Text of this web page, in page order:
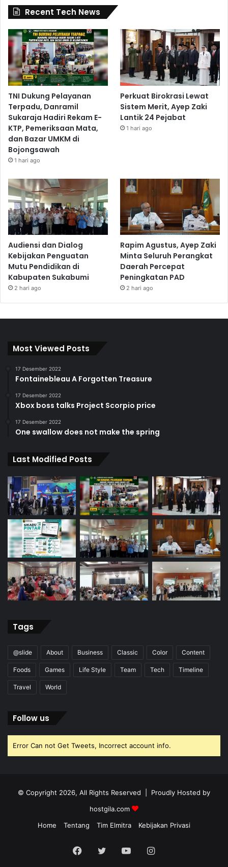
Recent Tech News
TNI Dukung Pelayanan
Terpadu, Danramil
Sukaraja Hadiri Rekam E-
KTP, Pemeriksaan Mata,
dan Bazar UMKM di
Bojongsawah
1 hari ago
Perkuat Birokrasi Lewat
Sistem Merit, Ayep Zaki
Lantik 24 Pejabat
1 hari ago
Audiensi dan Dialog
Kebijakan Penguatan
Mutu Pendidikan di
Kabupaten Sukabumi
2 hari ago
Rapim Agustus, Ayep Zaki
Minta Seluruh Perangkat
Daerah Percepat
Peningkatan PAD
2 hari ago
Most Viewed Posts
17 Desember 2022
Fontainebleau A Forgotten Treasure
17 Desember 2022
Xbox boss talks Project Scorpio price
17 Desember 2022
One swallow does not make the spring
Last Modified Posts
Tags
@slide About Business Classic Color Content
Foods Games Life Style Team Tech Timeline
Travel World
Follow us
Error Can not Get Tweets, Incorrect account info.
© Copyright 2026, All Rights Reserved | Proudly Hosted by
hostgila.com
Home
Tentang Tim Elmitra Kebijakan Privasi
Facebook
TwitterYouTubeInstagram